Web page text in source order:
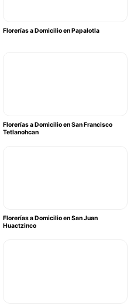
Florerías a Domicilio en Papalotla
Florerías a Domicilio en San Francisco
Tetlanohcan
Florerías a Domicilio en San Juan
Huactzinco